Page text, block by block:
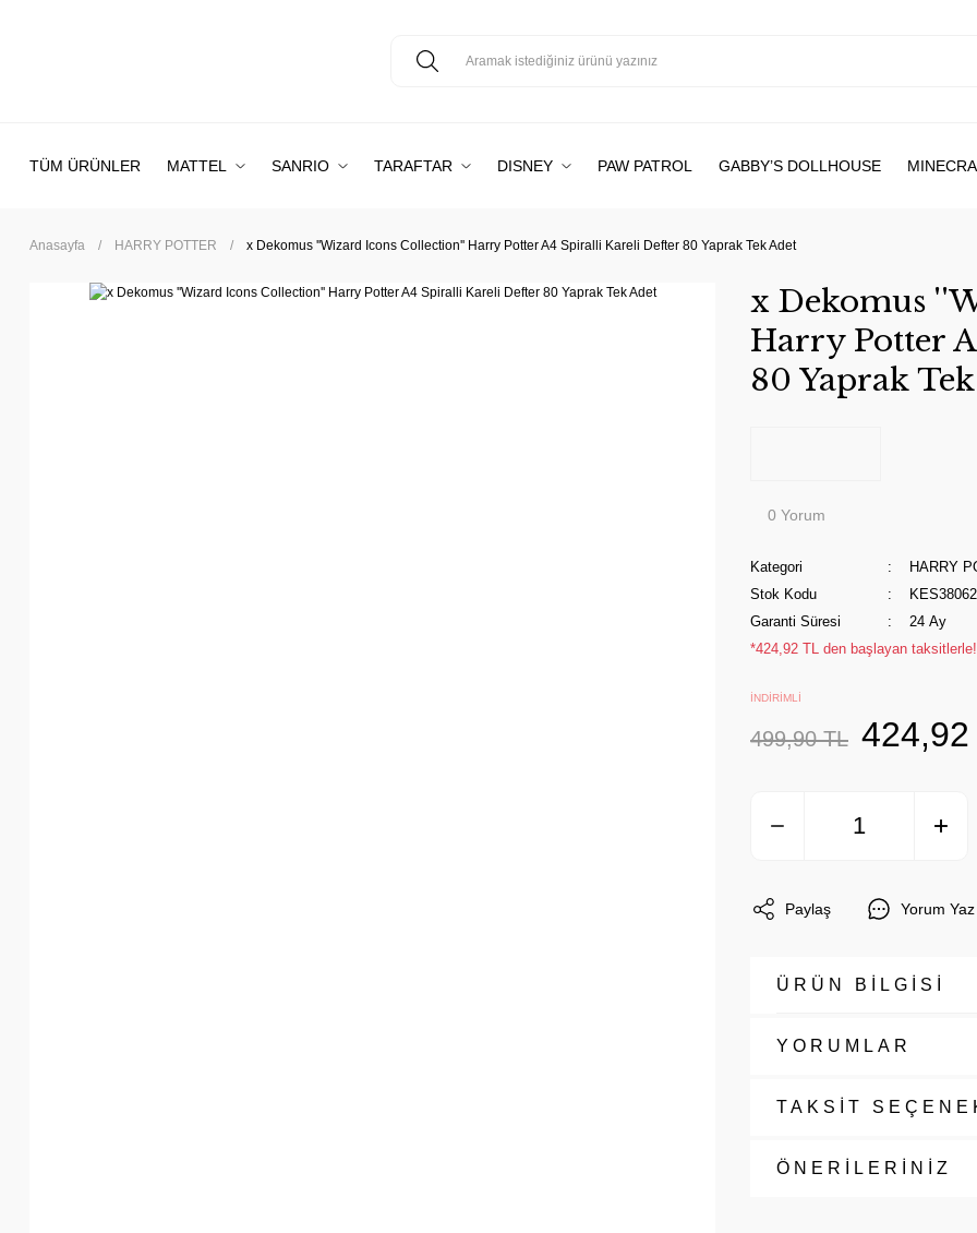
TÜM ÜRÜNLER MATTEL SANRIO TARAFTAR DISNEY PAW PATROL GABBY’S DOLLHOUSE
Anasayfa HARRY POTTER x Dekomus ''Wizard Icons Collection'' Harry Potter A4 Spiralli Kareli Defter 80 Yaprak Tek Adet
x Dekomus
Harry Potter
80 Yaprak
0 Yorum
Kategori
HARRY
Stok Kodu
Garanti Süresi
24 Ay
*424,92 TL den başlayan taksitlerle!
İNDİRİMLİ
499,90 TL 424,92
Paylaş Yorum Yaz
ÜRÜN BİLGİSİ
YORUMLAR
TAKSİT
ÖNERİLERİNİZ